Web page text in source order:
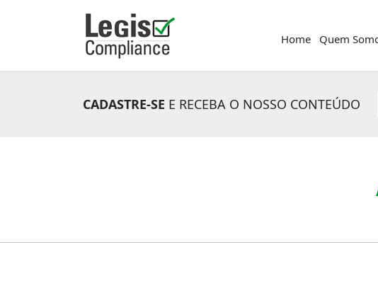
Home Quem
CADASTRE-SE E RECEBA O NOSSO CONTEÚDO